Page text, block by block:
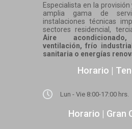
Especialista en la
amplia gama de
instalaciones técnicas
sectores residencial,
Aire
ventilación, frío
sanitaria o energías
Horario |
Lun - Vie 8:00-17:00 hrs.
Horario | Gran